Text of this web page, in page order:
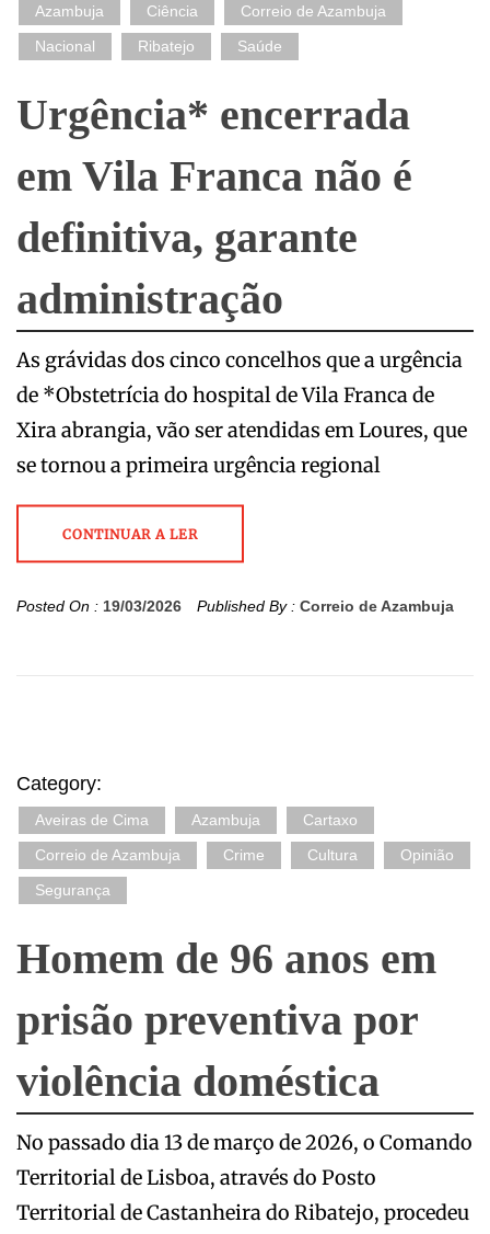
Azambuja Ciência
Correio de Azambuja
Nacional
Ribatejo Saúde
Urgência* encerrada
em Vila Franca não é
definitiva, garante
administração
As grávidas dos cinco concelhos que a urgência
de *Obstetrícia do hospital de Vila Franca de
Xira abrangia, vão ser atendidas em Loures, que
se tornou a primeira urgência regional
CONTINUAR A LER
Posted On : 19/03/2026 Published By : Correio de Azambuja
Category:
Aveiras de Cima Azambuja
Cartaxo
Correio de Azambuja
Crime Cultura
Opinião
Segurança
Homem de 96 anos em
prisão preventiva por
violência doméstica
No passado dia 13 de março de 2026, o Comando
Territorial de Lisboa, através do Posto
Territorial de Castanheira do Ribatejo, procedeu